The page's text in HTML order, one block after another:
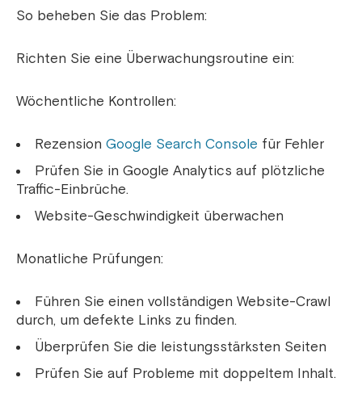
So beheben Sie das Problem:
Richten Sie eine Überwachungsroutine ein:
Wöchentliche Kontrollen:
Rezension Google Search Console für Fehler
Prüfen Sie in Google Analytics auf plötzliche
Traffic-Einbrüche.
Website-Geschwindigkeit überwachen
Monatliche Prüfungen:
Führen Sie einen vollständigen Website-Crawl
durch, um defekte Links zu finden.
Überprüfen Sie die leistungsstärksten Seiten
Prüfen Sie auf Probleme mit doppeltem Inhalt.